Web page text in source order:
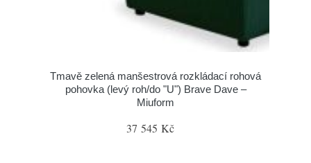
Tmavě zelená manšestrová rozkládací rohová
pohovka (levý roh/do "U") Brave Dave –
Miuform
37 545 Kč